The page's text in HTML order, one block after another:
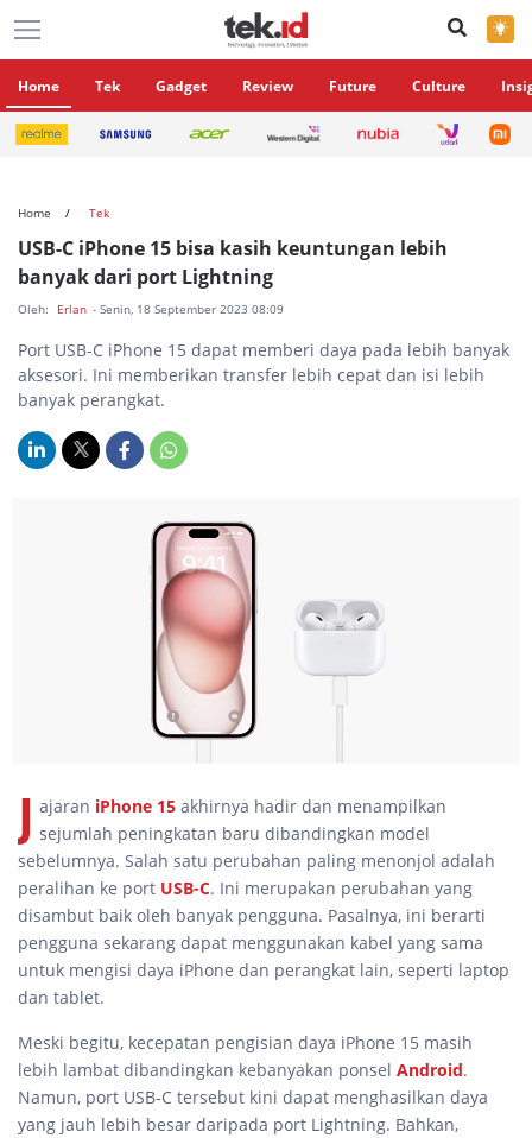
×
Home Tek Gadget Review Future Culture
Home Tek
USB-C iPhone 15 bisa kasih keuntungan lebih
banyak dari port Lightning
Oleh: Erlan - Senin, 18 September 2023 08:09
Port USB-C iPhone 15 dapat memberi daya pada lebih banyak
aksesori. Ini memberikan transfer lebih cepat dan isi lebih
banyak perangkat.
J ajaran iPhone 15 akhirnya hadir dan menampilkan
sejumlah peningkatan baru dibandingkan model
sebelumnya. Salah satu perubahan paling menonjol adalah
peralihan ke port USB-C. Ini merupakan perubahan yang
disambut baik oleh banyak pengguna. Pasalnya, ini berarti
pengguna sekarang dapat menggunakan kabel yang sama
untuk mengisi daya iPhone dan perangkat lain, seperti laptop
dan tablet.
Meski begitu, kecepatan pengisian daya iPhone 15 masih
lebih lambat dibandingkan kebanyakan ponsel Android.
Namun, port USB-C tersebut kini dapat menghasilkan daya
yang jauh lebih besar daripada port Lightning. Bahkan,